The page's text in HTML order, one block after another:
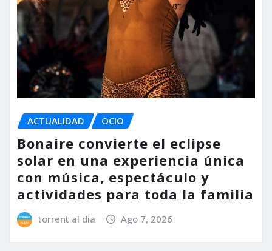
ACTUALIDAD OCIO
Bonaire convierte el eclipse
solar en una experiencia única
con música, espectáculo y
actividades para toda la familia
torrent al dia Ago 7, 2026